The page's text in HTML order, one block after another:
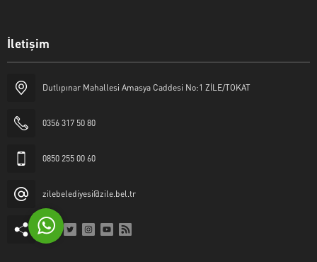
İletişim
Dutlıpınar Mahallesi Amasya Caddesi No:1 ZİLE/TOKAT
0356 317 50 80
0850 255 00 60
zilebelediyesi@zile.bel.tr